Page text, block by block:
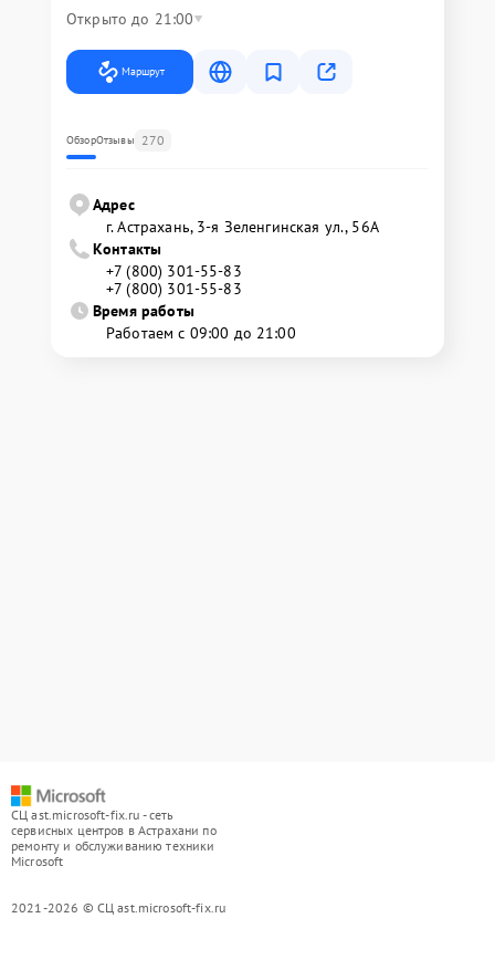
Открыто до 21:00
Маршрут
ОбзорОтзывы 270
Адрес
г. Астрахань, 3-я Зеленгинская ул., 56А
Контакты
+7 (800) 301-55-83
+7 (800) 301-55-83
Время работы
Работаем с 09:00 до 21:00
СЦ ast.microsoft-fix.ru - сеть
сервисных центров в Астрахани по
ремонту и обслуживанию техники
Microsoft
2021-2026 © СЦ ast.microsoft-fix.ru